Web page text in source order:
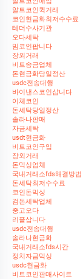
알트코인퀵거래
코인현금화최저수수료
테더수사기관
오다세탁
밈코인팝니다
장외거래
비트송금업체
돈현금화당일정산
usdc전송대행
바이낸스코인삽니다
이체코인
돈세탁당일정산
솔라나판매
자금세탁
usdt현금화
비트코인구입
장외거래
돈믹싱업체
국내거래소fds해결방법
돈세탁최저수수료
코인돈믹싱
검돈세탁업체
중고오다
리플삽니다
usdc전송대행
솔라나현금화
국내거래소fds시간
정치자금믹싱
usdc현금화
비트코인판매사이트